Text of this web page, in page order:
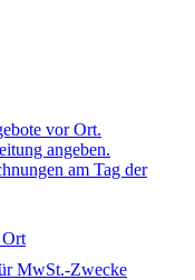
vor Ort.
angeben.
am Tag der
Ort
MwSt.-Zwecke